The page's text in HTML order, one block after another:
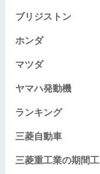
ブリジストン
ホンダ
マツダ
ヤマハ発動機
ランキング
三菱自動車
三菱重工業の期間工